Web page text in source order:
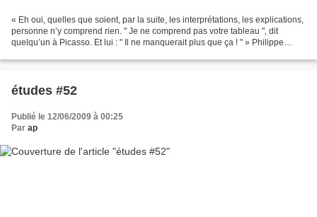
« Eh oui, quelles que soient, par la suite, les interprétations, les explications,
personne n’y comprend rien. " Je ne comprend pas votre tableau ", dit
quelqu’un à Picasso. Et lui : " Il ne manquerait plus que ça ! " » Philippe
études #52
Publié le 12/06/2009 à 00:25
Par ap